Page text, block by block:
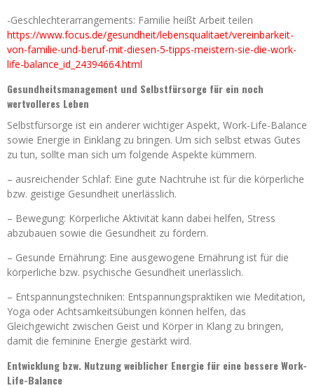
-Geschlechterarrangements: Familie heißt Arbeit teilen
https://www.focus.de/gesundheit/lebensqualitaet/vereinbarkeit-
von-familie-und-beruf-mit-diesen-5-tipps-meistern-sie-die-work-
life-balance_id_24394664.html
Gesundheitsmanagement und Selbstfürsorge für ein noch
wertvolleres Leben
Selbstfürsorge ist ein anderer wichtiger Aspekt, Work-Life-Balance
sowie Energie in Einklang zu bringen. Um sich selbst etwas Gutes
zu tun, sollte man sich um folgende Aspekte kümmern.
– ausreichender Schlaf: Eine gute Nachtruhe ist für die körperliche
bzw. geistige Gesundheit unerlässlich.
– Bewegung: Körperliche Aktivität kann dabei helfen, Stress
abzubauen sowie die Gesundheit zu fördern.
– Gesunde Ernährung: Eine ausgewogene Ernährung ist für die
körperliche bzw. psychische Gesundheit unerlässlich.
– Entspannungstechniken: Entspannungspraktiken wie Meditation,
Yoga oder Achtsamkeitsübungen können helfen, das
Gleichgewicht zwischen Geist und Körper in Klang zu bringen,
damit die feminine Energie gestärkt wird.
Entwicklung bzw. Nutzung weiblicher Energie für eine bessere Work-
Life-Balance